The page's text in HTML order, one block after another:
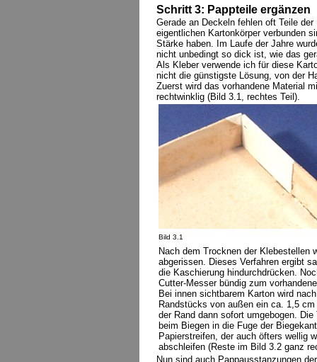
Schritt 3: Pappteile ergänzen
Gerade an Deckeln fehlen oft Teile
eigentlichen Kartonkörper verbunden
Stärke haben. Im Laufe der Jahre
nicht unbedingt so dick ist, wie das
Als Kleber verwende ich für diese
nicht die günstigste Lösung, von der
Zuerst wird das vorhandene Material
rechtwinklig (Bild 3.1, rechtes Teil).
Bild 3.1
Nach dem Trocknen der Klebestellen
abgerissen. Dieses Verfahren ergibt
die Kaschierung hindurchdrücken.
Cutter-Messer bündig zum
Bei innen sichtbarem Karton wird
Randstücks von außen ein ca. 1,5
der Rand dann sofort umgebogen.
beim Biegen in die Fuge der
Papierstreifen, der auch öfters wellig
abschleifen (Reste im Bild 3.2 ganz
Nun sind auch Pappausstanzungen